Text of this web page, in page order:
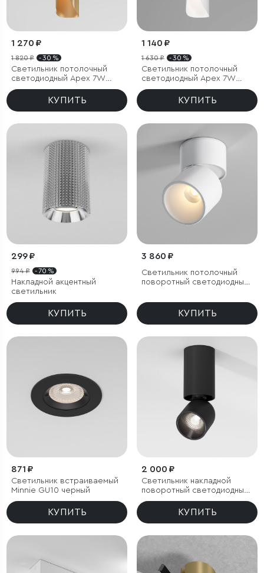
1 270 ₽
1 820 ₽ - 30 %
Светильник потолочный
светодиодный Apex 7W
3000K латунь
КУПИТЬ
1 140 ₽
1 630 ₽ - 30 %
Светильник потолочный
светодиодный Apex 7W
4000K белый
КУПИТЬ
299 ₽
994 ₽ - 70 %
Накладной акцентный
светильник
КУПИТЬ
3 860 ₽
Светильник потолочный
поворотный светодиодный
КУПИТЬ
871 ₽
Светильник встраиваемый
Minnie GU10 черный
КУПИТЬ
2 000 ₽
Светильник накладной
поворотный светодиодный
Spot 8W 4000K черный
КУПИТЬ